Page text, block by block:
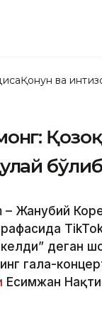
Қонун ва
– Жанубий
келди” деган
гала-
Есимжан